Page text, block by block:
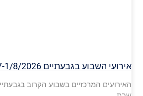
אירועי השבוע בגבעתיים 26/7-1/8/2026
האירועים המרכזיים בשבוע הקרוב